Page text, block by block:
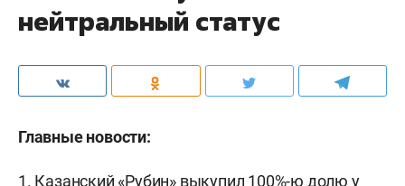
нейтральный статус
Главные новости:
1. Казанский «Рубин» выкупил 100%-ю долю у